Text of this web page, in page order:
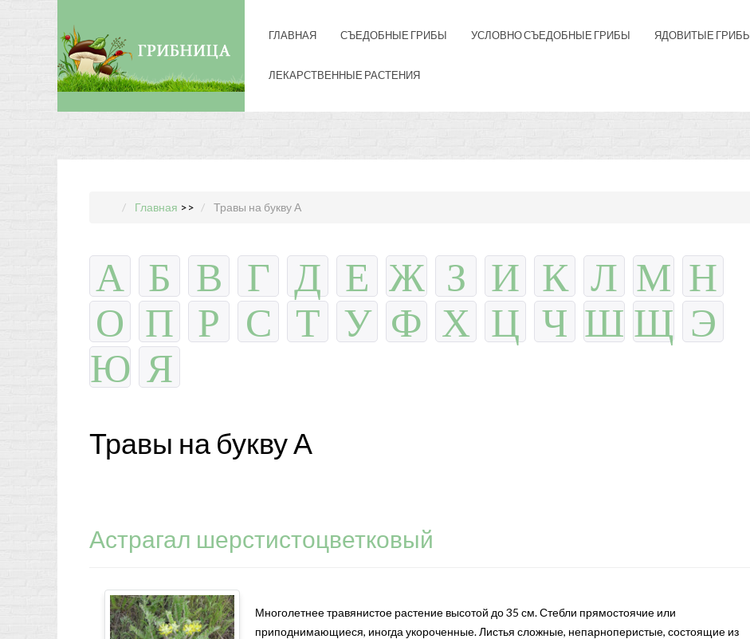
ГЛАВНАЯ СЪЕДОБНЫЕ ГРИБЫ УСЛОВНО СЪЕДОБНЫЕ ГРИБЫ ЯДОВИТЫЕ ГРИБЫ
ЛЕКАРСТВЕННЫЕ РАСТЕНИЯ
Главная >> Травы на букву А
А Б В Г Д Е Ж З И К Л М Н
О П Р С Т У Ф Х Ц Ч Ш Щ Э
Ю Я
Травы на букву А
Астрагал шерстистоцветковый
Многолетнее травянистое растение высотой до 35 см. Стебли прямостоячие или
приподнимающиеся, иногда укороченные. Листья сложные, непарноперистые, состоящие из